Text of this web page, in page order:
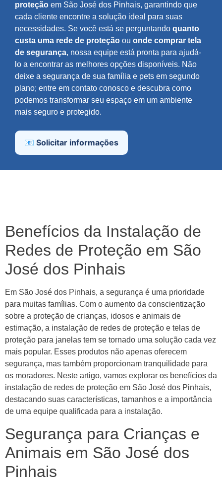
proteção em São José dos Pinhais, garantindo que
cada cliente encontre a solução ideal para suas
necessidades. Se você está se perguntando quanto
custa uma rede de proteção ou onde comprar tela
de segurança, nossa equipe está pronta para ajudá-
lo a encontrar as melhores opções disponíveis. Não
deixe a segurança de sua família e pets em segundo
plano; entre em contato conosco e descubra como
podemos transformar seu espaço em um ambiente
mais seguro e protegido.
📧 Solicitar informações
Benefícios da Instalação de
Redes de Proteção em São
José dos Pinhais
Em São José dos Pinhais, a segurança é uma prioridade
para muitas famílias. Com o aumento da conscientização
sobre a proteção de crianças, idosos e animais de
estimação, a instalação de redes de proteção e telas de
proteção para janelas tem se tornado uma solução cada vez
mais popular. Esses produtos não apenas oferecem
segurança, mas também proporcionam tranquilidade para
os moradores. Neste artigo, vamos explorar os benefícios da
instalação de redes de proteção em São José dos Pinhais,
destacando suas características, tamanhos e a importância
de uma equipe qualificada para a instalação.
Segurança para Crianças e
Animais em São José dos
Pinhais